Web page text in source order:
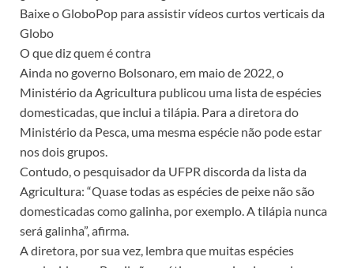
Baixe o GloboPop para assistir vídeos curtos verticais da
Globo
O que diz quem é contra
Ainda no governo Bolsonaro, em maio de 2022, o
Ministério da Agricultura publicou uma lista de espécies
domesticadas, que inclui a tilápia. Para a diretora do
Ministério da Pesca, uma mesma espécie não pode estar
nos dois grupos.
Contudo, o pesquisador da UFPR discorda da lista da
Agricultura: “Quase todas as espécies de peixe não são
domesticadas como galinha, por exemplo. A tilápia nunca
será galinha”, afirma.
A diretora, por sua vez, lembra que muitas espécies